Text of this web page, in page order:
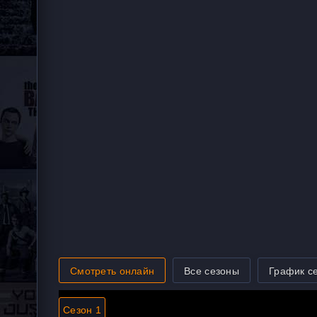
Смотреть онлайн Все сезоны График
Сезон 1